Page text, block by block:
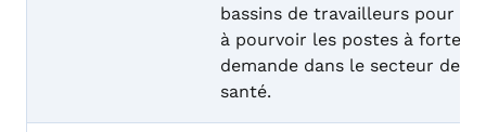
bassins de travailleurs pour
à pourvoir les postes à forte
demande dans le secteur de la
santé.